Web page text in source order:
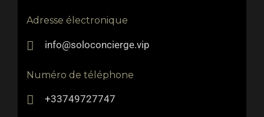
Adresse électronique
info@soloconcierge.vip
Numéro de téléphone
+33749727747